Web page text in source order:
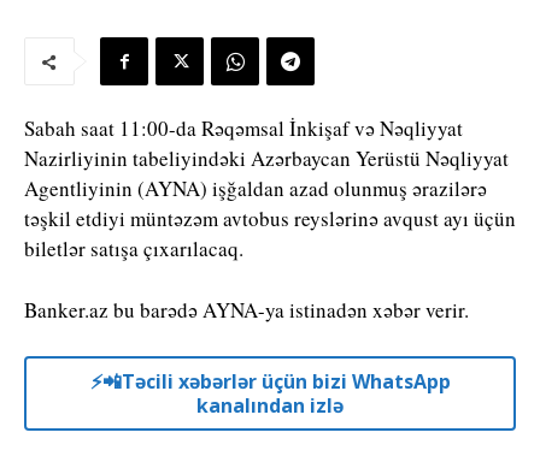
Sabah saat 11:00-da Rəqəmsal İnkişaf və Nəqliyyat
Nazirliyinin tabeliyindəki Azərbaycan Yerüstü Nəqliyyat
Agentliyinin (AYNA) işğaldan azad olunmuş ərazilərə
təşkil etdiyi müntəzəm avtobus reyslərinə avqust ayı üçün
biletlər satışa çıxarılacaq.
Banker.az bu barədə AYNA-ya istinadən xəbər verir.
⚡️📲Təcili xəbərlər üçün bizi WhatsApp
kanalından izlə